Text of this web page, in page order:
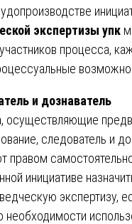
экспертизы упк
процесса,
и дознаватель
осуществляющие
следователь и
правом
инициативе
экспертизу,
необходимости